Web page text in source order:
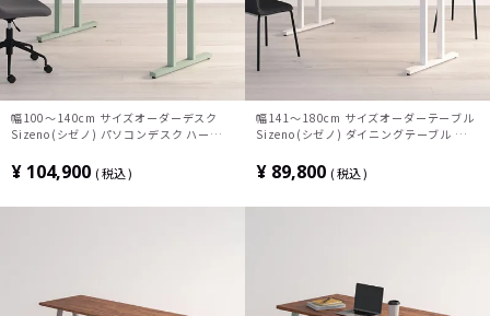
幅100～140cm サイズオーダーデスク
Sizeno(シゼノ) パソコンデスク ハードメ
然木 パソコンデスク 配線穴 オフィスデス
ク テレワークデスク 勉強机 おしゃれ 北
¥ 104,900 税込
幅141～180cm サイズオーダーテーブル
Sizeno(シゼノ) ダイニングテーブル ホワ
脚 天然木 テーブル 長方形 食卓テーブル
おしゃれ 北欧モダン ダイニング ナチュラ
¥ 89,800 税込